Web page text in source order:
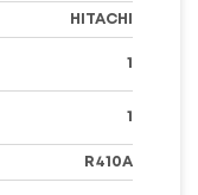
HITACHI
1
1
R410A